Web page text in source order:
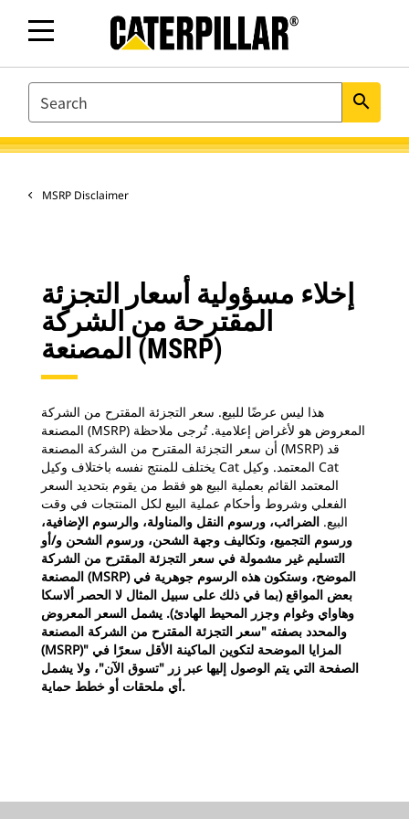
SEARCH search
MSRP Disclaimer
إخلاء مسؤولية أسعار التجزئة
المقترحة من الشركة
المصنعة (MSRP)
هذا ليس عرضًا للبيع. سعر التجزئة المقترح من الشركة
المصنعة (MSRP) المعروض هو لأغراض إعلامية. تُرجى ملاحظة
أن سعر التجزئة المقترح من الشركة المصنعة (MSRP) قد
يختلف للمنتج نفسه باختلاف وكيل Cat المعتمد. وكيل Cat
المعتمد القائم بعملية البيع هو فقط من يقوم بتحديد السعر
الفعلي وشروط وأحكام عملية البيع لكل المنتجات في وقت
البيع. الضرائب، ورسوم النقل والمناولة، والرسوم الإضافية،
ورسوم التجميع، وتكاليف وجهة الشحن، ورسوم الشحن و/أو
التسليم غير مشمولة في سعر التجزئة المقترح من الشركة
المصنعة (MSRP) الموضح، وستكون هذه الرسوم جوهرية في
بعض المواقع (بما في ذلك على سبيل المثال لا الحصر ألاسكا
وهاواي وغوام وجزر المحيط الهادئ). يشمل السعر المعروض
والمحدد بصفته "سعر التجزئة المقترح من الشركة المصنعة
(MSRP)" المزايا الموضحة لتكوين الماكينة الأقل سعرًا في
الصفحة التي يتم الوصول إليها عبر زر "تسوق الآن"، ولا يشمل
أي ملحقات أو خطط حماية.